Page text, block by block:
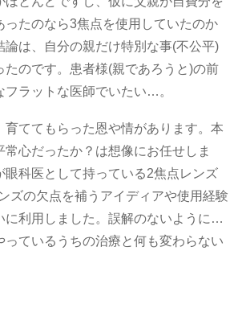
ったのなら3焦点を使用していたのか
論は、自分の親だけ特別な事(不公平)
たのです。患者様(親であろうと)の前
フラットな医師でいたい…。
育ててもらった恩や情があります。本
常心だったか？は想像にお任せしま
眼科医として持っている2焦点レンズ
ズの欠点を補うアイディアや使用経験
に利用しました。誤解のないように…
っているうちの治療と何も変わらない